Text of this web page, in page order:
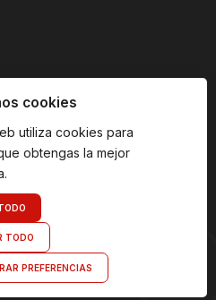
por
mensaje de WhatsApp
cookies
utiliza cookies para
obtengas la mejor
TODO
PREFERENCIAS